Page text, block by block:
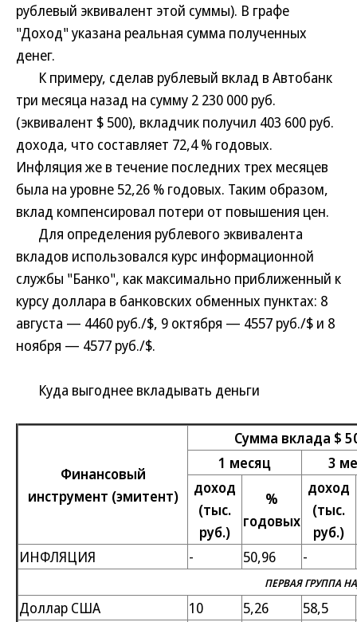
рублевый эквивалент этой суммы). В графе
"Доход" указана реальная сумма полученных
денег.
К примеру, сделав рублевый вклад в Автобанк
три месяца назад на сумму 2 230 000 руб.
(эквивалент $ 500), вкладчик получил 403 600 руб.
дохода, что составляет 72,4 % годовых.
Инфляция же в течение последних трех месяцев
была на уровне 52,26 % годовых. Таким образом,
вклад компенсировал потери от повышения цен.
Для определения рублевого эквивалента
вкладов использовался курс информационной
службы "Банко", как максимально приближенный к
курсу доллара в банковских обменных пунктах: 8
августа — 4460 руб./$, 9 октября — 4557 руб./$ и 8
ноября — 4577 руб./$.
Куда выгоднее вкладывать деньги
Финансовый
инструмент (эмитент)
Сумма вклада $
1 месяц
3
доход
(тыс.
руб.)
%
годовых
доход
(тыс.
руб.)
ИНФЛЯЦИЯ
- 50,96 -
ПЕРВАЯ ГРУППА
Доллар США 10 5,26
58,5